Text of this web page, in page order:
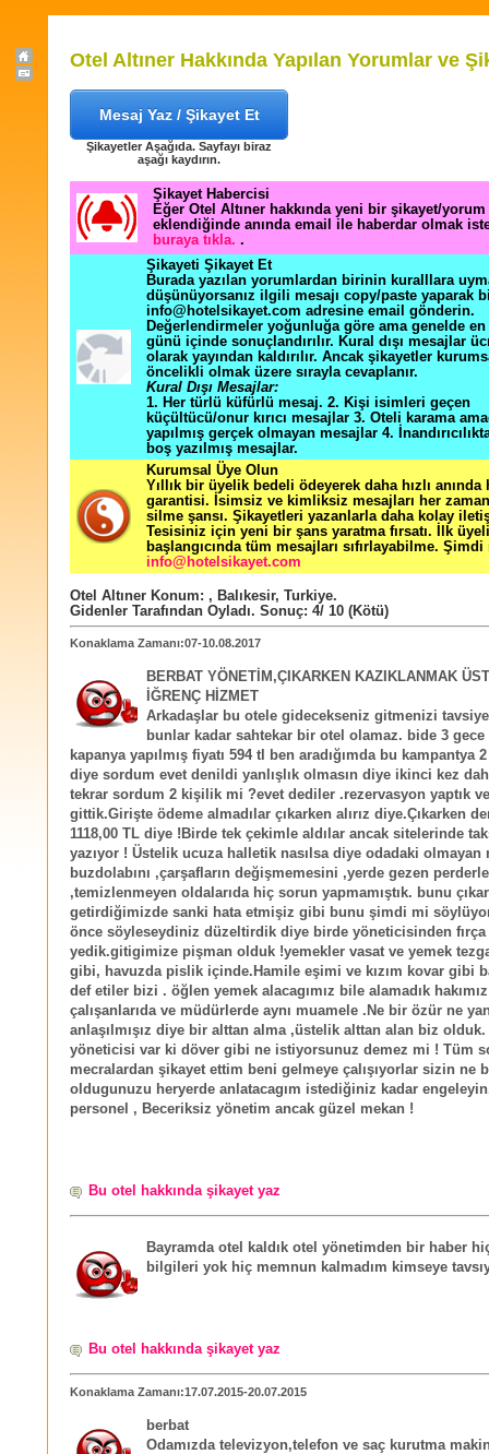
Otel Altıner Hakkında Yapılan Yorumlar ve
Mesaj Yaz / Şikayet Et
Şikayetler Aşağıda. Sayfayı biraz
aşağı kaydırın.
Şikayet Habercisi
Eğer Otel Altıner hakkında yeni bir şikayet/yorum
eklendiğinde anında email ile haberdar olmak
buraya tıkla. .
Şikayeti Şikayet Et
Burada yazılan yorumlardan birinin kuralllara
düşünüyorsanız ilgili mesajı copy/paste yaparak
info@hotelsikayet.com adresine email gönderin.
Değerlendirmeler yoğunluğa göre ama genelde
günü içinde sonuçlandırılır. Kural dışı mesajlar
olarak yayından kaldırılır. Ancak şikayetler
öncelikli olmak üzere sırayla cevaplanır.
Kural Dışı Mesajlar:
1. Her türlü küfürlü mesaj. 2. Kişi isimleri geçen
küçültücü/onur kırıcı mesajlar 3. Oteli karama
yapılmış gerçek olmayan mesajlar 4.
boş yazılmış mesajlar.
Kurumsal Üye Olun
Yıllık bir üyelik bedeli ödeyerek daha hızlı
garantisi. İsimsiz ve kimliksiz mesajları her zaman
silme şansı. Şikayetleri yazanlarla daha kolay
Tesisiniz için yeni bir şans yaratma fırsatı. İlk
başlangıcında tüm mesajları sıfırlayabilme. Şimdi
info@hotelsikayet.com
Otel Altıner Konum: , Balıkesir, Turkiye.
Gidenler Tarafından Oyladı. Sonuç: 4/ 10 (Kötü)
Konaklama Zamanı:07-10.08.2017
BERBAT YÖNETİM,ÇIKARKEN KAZIKLANMAK
İĞRENÇ HİZMET
Arkadaşlar bu otele gidecekseniz gitmenizi
bunlar kadar sahtekar bir otel olamaz. bide 3
kapanya yapılmış fiyatı 594 tl ben aradığımda bu kampantya
diye sordum evet denildi yanlışlık olmasın diye ikinci kez
tekrar sordum 2 kişilik mi ?evet dediler .rezervasyon yaptık ve
gittik.Girişte ödeme almadılar çıkarken alırız diye.Çıkarken
1118,00 TL diye !Birde tek çekimle aldılar ancak sitelerinde
yazıyor ! Üstelik ucuza halletik nasılsa diye odadaki olmayan
buzdolabını ,çarşafların değişmemesini ,yerde gezen
,temizlenmeyen oldalarıda hiç sorun yapmamıştık. bunu
getirdiğimizde sanki hata etmişiz gibi bunu şimdi mi
önce söyleseydiniz düzeltirdik diye birde yöneticisinden fırça
yedik.gitigimize pişman olduk !yemekler vasat ve yemek
gibi, havuzda pislik içinde.Hamile eşimi ve kızım kovar gibi
def etiler bizi . öğlen yemek alacagımız bile alamadık
çalışanlarıda ve müdürlerde aynı muamele .Ne bir özür ne
anlaşılmışız diye bir alttan alma ,üstelik alttan alan biz
yöneticisi var ki döver gibi ne istiyorsunuz demez mi ! Tüm
mecralardan şikayet ettim beni gelmeye çalışıyorlar sizin ne
oldugunuzu heryerde anlatacagım istediğiniz kadar
personel , Beceriksiz yönetim ancak güzel mekan !
Bu otel hakkında şikayet yaz
Bayramda otel kaldık otel yönetimden bir haber
bilgileri yok hiç memnun kalmadım kimseye
Bu otel hakkında şikayet yaz
Konaklama Zamanı:17.07.2015-20.07.2015
berbat
Odamızda televizyon,telefon ve saç kurutma